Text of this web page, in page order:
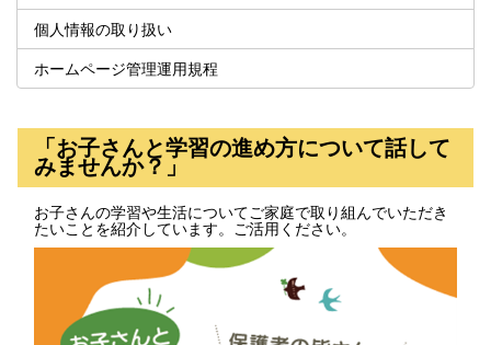
個人情報の取り扱い
ホームページ管理運用規程
「お子さんと学習の進め方について話して
みませんか？」
お子さんの学習や生活についてご家庭で取り組んでいただき
たいことを紹介しています。ご活用ください。